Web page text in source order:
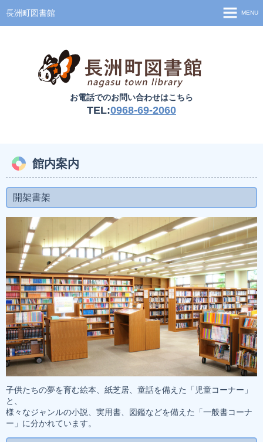
長洲町図書館
お電話でのお問い合わせはこちら
TEL:0968-69-2060
MENU
お知らせ
館内案内
開架書架
子供たちの夢を育む絵本、紙芝居、童話を備えた「児童コーナー」
と、
様々なジャンルの小説、実用書、図鑑などを備えた「一般書コーナ
ー」に分かれています。